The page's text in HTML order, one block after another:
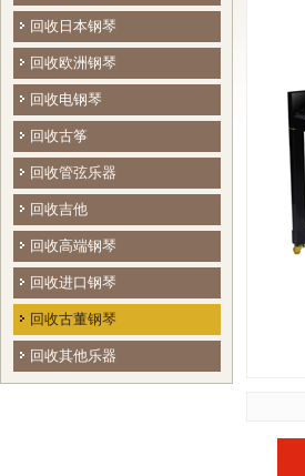
回收日本钢琴
回收欧洲钢琴
回收电钢琴
回收古筝
回收管弦乐器
回收吉他
回收高端钢琴
回收进口钢琴
回收古董钢琴
回收其他乐器